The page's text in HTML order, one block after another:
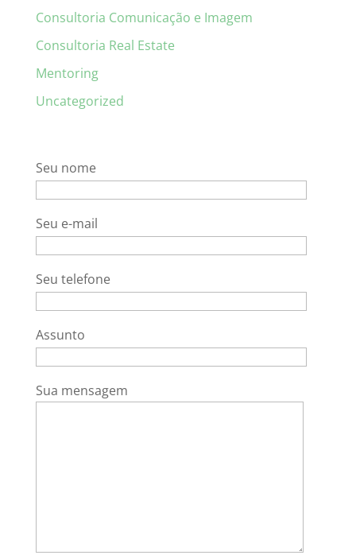
Consultoria Comunicação e Imagem
Consultoria Real Estate
Mentoring
Uncategorized
Seu nome
Seu e-mail
Seu telefone
Assunto
Sua mensagem